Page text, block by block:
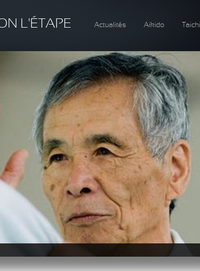
L'ÉTAPE Actualités Aikido Taichi